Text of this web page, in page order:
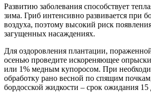
Развитию заболевания способствует
зима. Гриб интенсивно развивается при
воздуха, поэтому высокий риск
загущенных насаждениях.
Для оздоровления плантации,
осенью проведите искореняющее
или 1% медным купоросом. При
обработку рано весной по спящим
бордосской жидкости – срок ожидания 15